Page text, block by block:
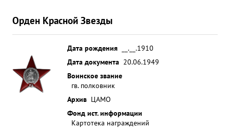
Орден Красной Звезды
Дата рождения
__.__.1910
Дата документа 20.06.1949
Воинское звание
гв. полковник
Архив ЦАМО
Фонд ист. информации
Картотека награждений